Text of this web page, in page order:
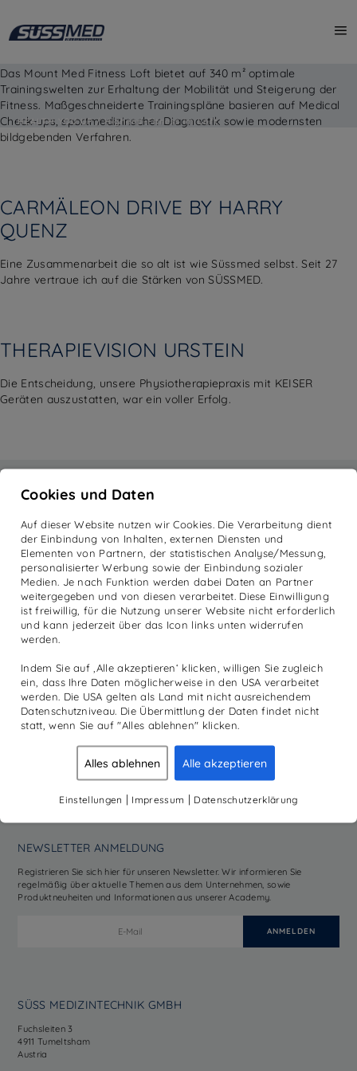
HEALTH YOU UP / Highend-Fitness im Loft
MOUNT MED RESORT
Das Mount Med Fitness Loft bietet auf 340 m² optimale
Trainingswelten zur Erhaltung der Mobilität und Steigerung der
Fitness. Maßgeschneiderte Trainingspläne basieren auf Medical
Check-ups, sportmedizinscher Diagnostik sowie modernsten
bildgebenden Verfahren.
CARMÄLEON DRIVE BY HARRY
QUENZ
Eine Zusammenarbeit die so alt ist wie Süssmed selbst. Seit 27
Jahre vertraue ich auf die Stärken von SÜSSMED.
THERAPIEVISION URSTEIN
Die Entscheidung, unsere Physiotherapiepraxis mit KEISER
Geräten auszustatten, war ein voller Erfolg.
Reha
Diagnostik
Sport
Produkte
Galileo Vibrationstraining
Home Fitness
Online-Shop
News
Kundenmagazine
Unternehmen
Service
Jobs
SOCIAL
Facebook
Instagram
LinkedIn
MITGLIED
NEWSLETTER ANMELDUNG
Registrieren Sie sich hier für unseren Newsletter. Wir informieren Sie
regelmäßig über aktuelle Themen aus dem Unternehmen, sowie
Produktneuheiten und Informationen aus unserer Academy.
SÜSS MEDIZINTECHNIK GMBH
Fuchsleiten 3
4911 Tumeltsham
Austria
Cookies und Daten
Auf dieser Website nutzen wir Cookies. Die Verarbeitung dient
der Einbindung von Inhalten, externen Diensten und
Elementen von Partnern, der statistischen Analyse/Messung,
personalisierter Werbung sowie der Einbindung sozialer
Medien. Je nach Funktion werden dabei Daten an Partner
weitergegeben und von diesen verarbeitet. Diese Einwilligung
ist freiwillig, für die Nutzung unserer Website nicht erforderlich
und kann jederzeit über das Icon links unten widerrufen
werden.
Indem Sie auf ‚Alle akzeptieren‘ klicken, willigen Sie zugleich
ein, dass Ihre Daten möglicherweise in den USA verarbeitet
werden. Die USA gelten als Land mit nicht ausreichendem
Datenschutzniveau. Die Übermittlung der Daten findet nicht
statt, wenn Sie auf "Alles ablehnen" klicken.
Alles ablehnen Alle akzeptieren
Einstellungen | Impressum | Datenschutzerklärung